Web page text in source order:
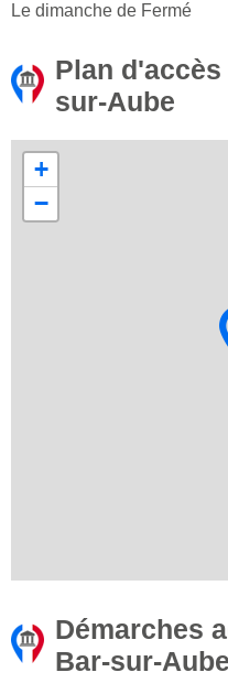
Le dimanche de Fermé
Plan
sur-Aube
+
−
Démarches
Bar-sur-Aube